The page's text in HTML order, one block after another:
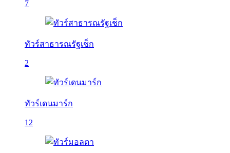
7
ทัวร์สาธารณรัฐเช็ก
2
ทัวร์เดนมาร์ก
12